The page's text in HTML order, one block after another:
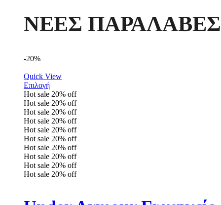
ΝΕΕΣ ΠΑΡΑΛΑΒΕΣ
-20%
Quick View
Επιλογή
Hot sale 20% off
Hot sale 20% off
Hot sale 20% off
Hot sale 20% off
Hot sale 20% off
Hot sale 20% off
Hot sale 20% off
Hot sale 20% off
Hot sale 20% off
Hot sale 20% off